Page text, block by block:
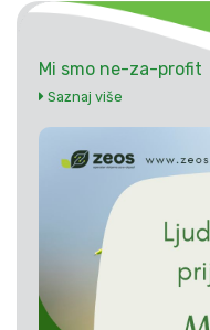
Mi smo ne-za-profit
Saznaj više